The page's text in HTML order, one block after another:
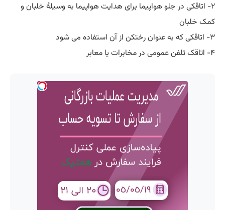
۲- اتاقکی در جلو هواپیما برای هدایت هواپیما به وسیلۀ خلبان و
کمک خلبان
۳- اتاقکی که به عنوان رختکن از آن استفاده می شود
۴- اتاقک تلفن عمومی در مخابرات یا معابر